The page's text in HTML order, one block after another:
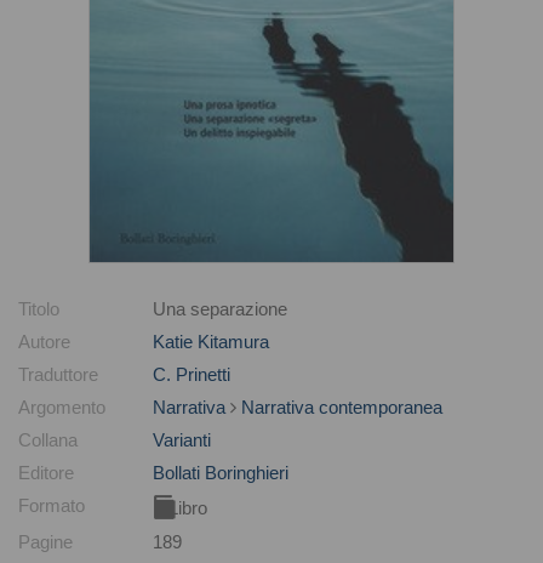
Titolo
Una separazione
Autore
Katie Kitamura
Traduttore
C. Prinetti
Argomento
Narrativa
Narrativa contemporanea
Collana
Varianti
Editore
Bollati Boringhieri
Formato
Libro
Pagine
189